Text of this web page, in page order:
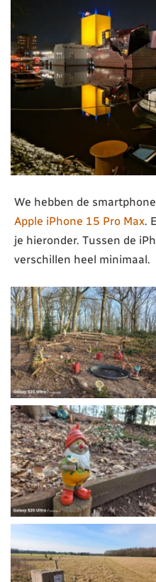
We hebben de
Apple iPhone 15 Pro Max.
je hieronder. Tussen de
verschillen heel minimaal.